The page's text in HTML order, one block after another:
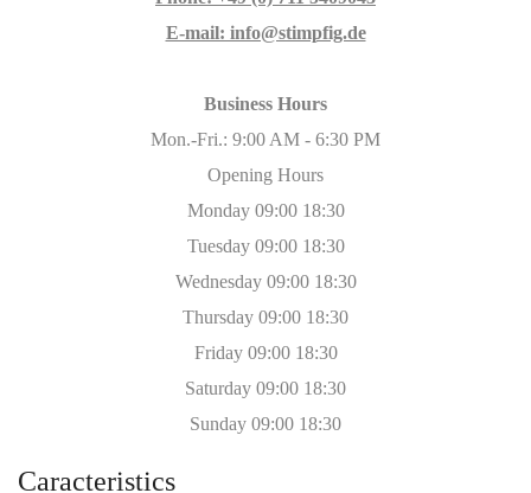
E-mail: info@stimpfig.de
Business Hours
Mon.-Fri.: 9:00 AM - 6:30 PM
Opening Hours
Monday 09:00 18:30
Tuesday 09:00 18:30
Wednesday 09:00 18:30
Thursday 09:00 18:30
Friday 09:00 18:30
Saturday 09:00 18:30
Sunday 09:00 18:30
Caracteristics